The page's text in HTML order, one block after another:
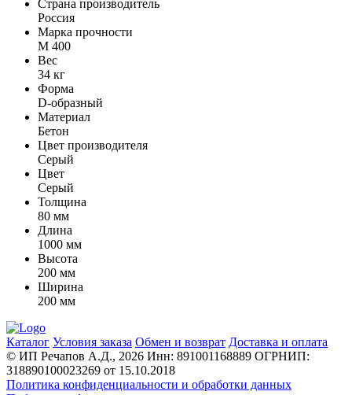
Страна производитель
Россия
Марка прочности
М 400
Вес
34 кг
Форма
D-образный
Материал
Бетон
Цвет производителя
Серый
Цвет
Серый
Толщина
80 мм
Длина
1000 мм
Высота
200 мм
Ширина
200 мм
Каталог Условия заказа Обмен и возврат Доставка и оплата
© ИП Речапов А.Д., 2026 Инн: 891001168889 ОГРНИП:
318890100023269 от 15.10.2018
Политика конфиденциальности и обработки данных